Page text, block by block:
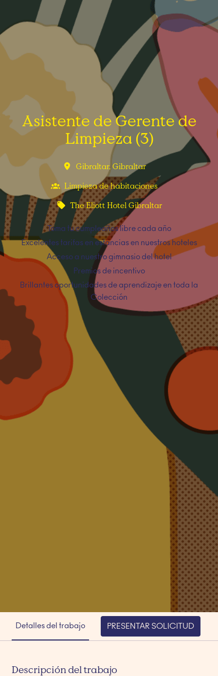
Asistente de Gerente de
Limpieza (3)
Gibraltar, Gibraltar
Limpieza de habitaciones
The Eliott Hotel Gibraltar
Toma tu cumpleaños libre cada año
Excelentes tarifas en estancias en nuestros hoteles
Acceso a nuestro gimnasio del hotel
Premios de incentivo
Brillantes oportunidades de aprendizaje en toda la
Colección
Detalles del trabajo PRESENTAR SOLICITUD
Descripción del trabajo